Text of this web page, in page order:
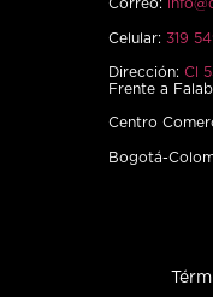
Correo:
Celular: 319
Dirección: Cl
Frente a
Centro
Bogotá-